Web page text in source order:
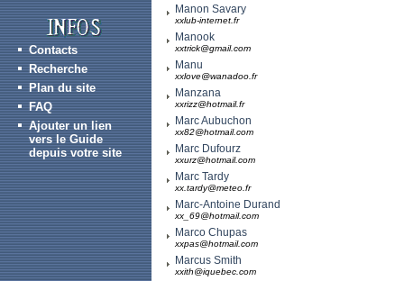
Contacts
Recherche
Plan du site
FAQ
Ajouter un lien
vers le Guide
depuis votre site
Manon Savary
xxlub-internet.fr
Manook
xxtrick@gmail.com
Manu
xxlove@wanadoo.fr
Manzana
xxrizz@hotmail.fr
Marc Aubuchon
xx82@hotmail.com
Marc Dufourz
xxurz@hotmail.com
Marc Tardy
xx.tardy@meteo.fr
Marc-Antoine Durand
xx_69@hotmail.com
Marco Chupas
xxpas@hotmail.com
Marcus Smith
xxith@iquebec.com